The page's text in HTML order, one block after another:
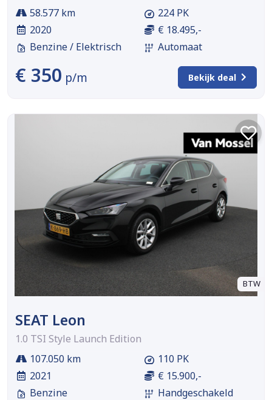
58.577 km
2020
Benzine / Elektrisch
224 PK
€ 18.495,-
Automaat
€ 350 p/m Bekijk deal
BTW
SEAT Leon
1.0 TSI Style Launch Edition
107.050 km
2021
Benzine
110 PK
€ 15.900,-
Handgeschakeld